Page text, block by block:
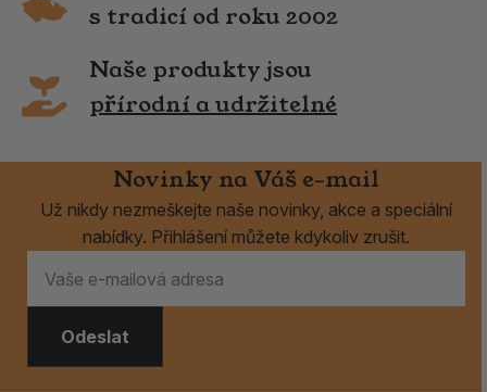
s tradicí od roku 2002
Naše produkty jsou
přírodní a udržitelné
Novinky na Váš e-mail
Už nikdy nezmeškejte naše novinky, akce a speciální
nabídky. Přihlášení můžete kdykoliv zrušit.
Odeslat